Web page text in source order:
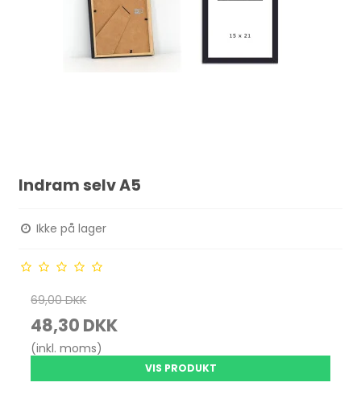
Indram selv A5
Ikke på lager
69,00 DKK
48,30 DKK
(inkl. moms)
VIS PRODUKT